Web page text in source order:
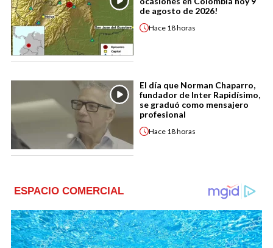
de agosto de 2026!
Hace 18 horas
El día que Norman Chaparro,
fundador de Inter Rapidísimo,
se graduó como mensajero
profesional
Hace 18 horas